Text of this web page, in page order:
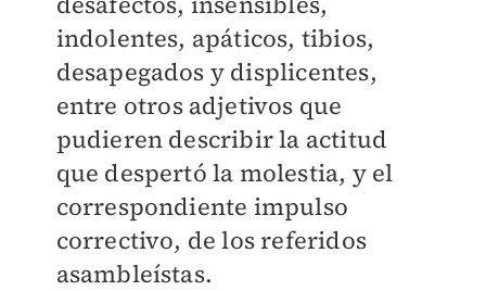
indolentes, apáticos, tibios,
desapegados y displicentes,
entre otros adjetivos que
pudieren describir la actitud
que despertó la molestia, y el
correspondiente impulso
correctivo, de los referidos
asambleístas.